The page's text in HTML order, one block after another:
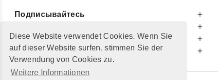
Diese Website verwendet Cookies. Wenn Sie
auf dieser Website surfen, stimmen Sie der
Verwendung von Cookies zu.
Weitere Informationen
Подписывайтесь
Информируем Вас
Дополнительно